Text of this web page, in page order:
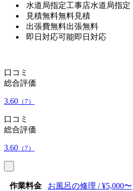
水道局指定工事店水道局指定
見積無料無料見積
出張費無料出張無料
即日対応可能即日対応
口コミ
総合評価
3.60 （7）
口コミ
総合評価
3.60 （7）
作業料金
お風呂の修理 / ¥5,000〜